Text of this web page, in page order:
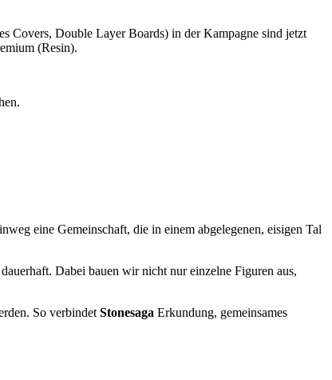
Covers, Double Layer Boards) in der Kampagne sind jetzt
(Resin).
eine Gemeinschaft, die in einem abgelegenen, eisigen Tal
Dabei bauen wir nicht nur einzelne Figuren aus,
So verbindetStonesaga Erkundung, gemeinsames